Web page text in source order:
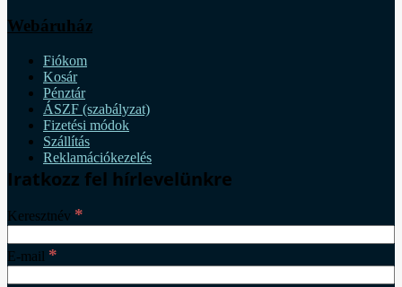
Webáruház
Fiókom
Kosár
Pénztár
ÁSZF (szabályzat)
Fizetési módok
Szállítás
Reklamációkezelés
Iratkozz fel hírlevelünkre
Keresztnév *
E-mail *